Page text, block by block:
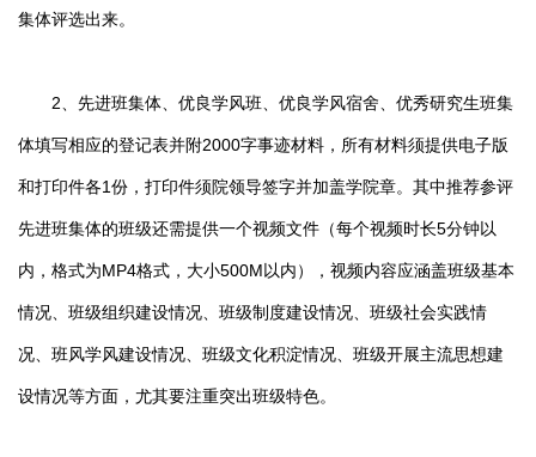
集体评选出来。
2、先进班集体、优良学风班、优良学风宿舍、优秀研究生班集
体填写相应的登记表并附2000字事迹材料，所有材料须提供电子版
和打印件各1份，打印件须院领导签字并加盖学院章。其中推荐参评
先进班集体的班级还需提供一个视频文件（每个视频时长5分钟以
内，格式为MP4格式，大小500M以内），视频内容应涵盖班级基本
情况、班级组织建设情况、班级制度建设情况、班级社会实践情
况、班风学风建设情况、班级文化积淀情况、班级开展主流思想建
设情况等方面，尤其要注重突出班级特色。